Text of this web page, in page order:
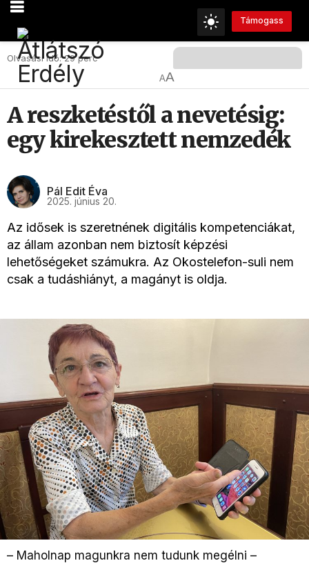
Támogass
Olvasási Idő: 29 perc
AA
A reszketéstől a nevetésig:
egy kirekesztett nemzedék
Pál Edit Éva
2025. június 20.
Az idősek is szeretnének digitális kompetenciákat,
az állam azonban nem biztosít képzési
lehetőségeket számukra. Az Okostelefon-suli nem
csak a tudáshiányt, a magányt is oldja.
– Maholnap magunkra nem tudunk megélni –